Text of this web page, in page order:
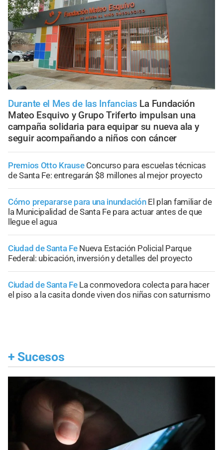
Durante el Mes de las Infancias La Fundación
Mateo Esquivo y Grupo Triferto impulsan una
campaña solidaria para equipar su nueva ala y
seguir acompañando a niños con cáncer
Premios Otto Krause Concurso para escuelas técnicas
de Santa Fe: entregarán $8 millones al mejor proyecto
Cómo prepararse para una inundación El plan familiar de
la Municipalidad de Santa Fe para actuar antes de que
llegue el agua
Ciudad de Santa Fe Nueva Estación Policial Parque
Federal: ubicación, inversión y detalles del proyecto
Ciudad de Santa Fe La conmovedora colecta para hacer
el piso a la casita donde viven dos niñas con saturnismo
+ Sucesos